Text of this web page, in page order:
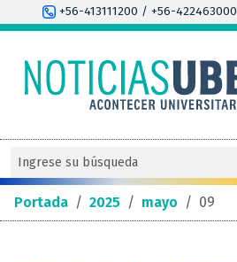
+56-413111200 / +56-422463000
Portada / 2025 / mayo / 09